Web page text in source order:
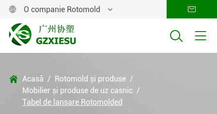
 O companie Rotomold 
 
 Acasă
Rotomold și produse
Mobilier și produse de uz casnic
Tabel de lansare Rotomolded